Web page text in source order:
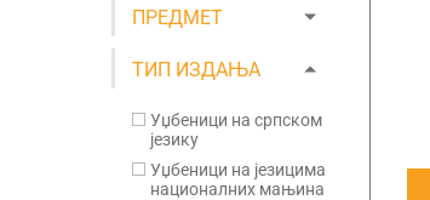
ПРЕДМЕТ
ТИП ИЗДАЊА
Уџбеници на српском
језику
Уџбеници на језицима
националних мањина